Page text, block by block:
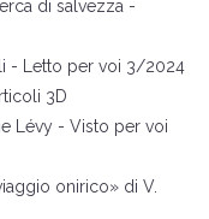
di salvezza -
- Letto per voi 3/2024
3D
L évy - Visto per voi
onirico» di V.